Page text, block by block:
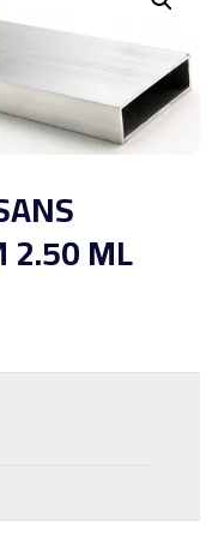
2.50 ML